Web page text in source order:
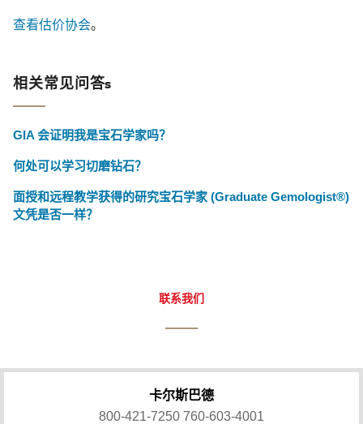
查看估价协会。
相关常见问答s
GIA 会证明我是宝石学家吗？
何处可以学习切磨钻石？
面授和远程教学获得的研究宝石学家 (Graduate Gemologist®)
文凭是否一样？
联系我们
卡尔斯巴德
800-421-7250 760-603-4001